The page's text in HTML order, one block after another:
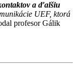
a ďalšiu
UEF, ktorá
profesor Gálik